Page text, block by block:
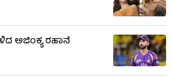
ಅಜಿಂಕ್ಯ ರಹಾನೆ